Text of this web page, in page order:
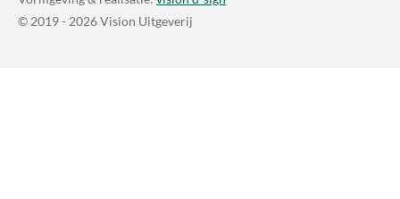
b
o
© 2019 - 2026 Vision Uitgeverij